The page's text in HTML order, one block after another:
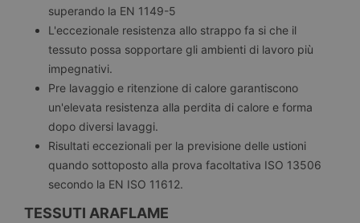
superando la EN 1149-5
L'eccezionale resistenza allo strappo fa si che il
tessuto possa sopportare gli ambienti di lavoro più
impegnativi.
Pre lavaggio e ritenzione di calore garantiscono
un'elevata resistenza alla perdita di calore e forma
dopo diversi lavaggi.
Risultati eccezionali per la previsione delle ustioni
quando sottoposto alla prova facoltativa ISO 13506
secondo la EN ISO 11612.
TESSUTI ARAFLAME